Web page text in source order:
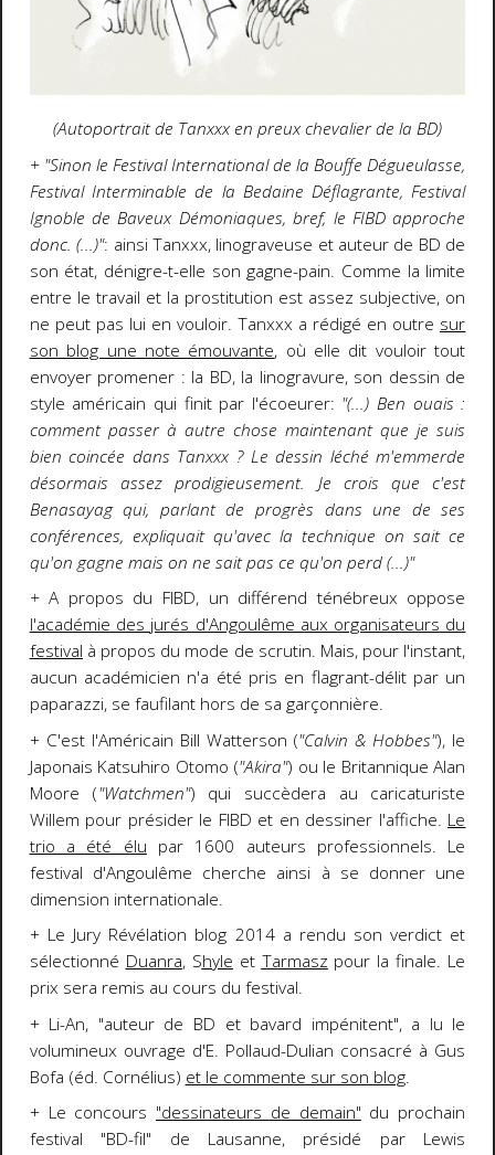
(Autoportrait de Tanxxx en preux chevalier de la BD)
+ "Sinon le Festival International de la Bouffe Dégueulasse,
Festival Interminable de la Bedaine Déflagrante, Festival
Ignoble de Baveux Démoniaques, bref, le FIBD approche
donc. (...)": ainsi Tanxxx, linograveuse et auteur de BD de
son état, dénigre-t-elle son gagne-pain. Comme la limite
entre le travail et la prostitution est assez subjective, on
ne peut pas lui en vouloir. Tanxxx a rédigé en outre sur
son blog une note émouvante, où elle dit vouloir tout
envoyer promener : la BD, la linogravure, son dessin de
style américain qui finit par l'écoeurer: "(...) Ben ouais :
comment passer à autre chose maintenant que je suis
bien coincée dans Tanxxx ? Le dessin léché m'emmerde
désormais assez prodigieusement. Je crois que c'est
Benasayag qui, parlant de progrès dans une de ses
conférences, expliquait qu'avec la technique on sait ce
qu'on gagne mais on ne sait pas ce qu'on perd (...)"
+A propos du FIBD, un différend ténébreux oppose
l'académie des jurés d'Angoulême aux organisateurs du
festival à propos du mode de scrutin. Mais, pour l'instant,
aucun académicien n'a été pris en flagrant-délit par un
paparazzi, se faufilant hors de sa garçonnière.
+ C'est l'Américain Bill Watterson ("Calvin & Hobbes"), le
Japonais Katsuhiro Otomo ("Akira") ou le Britannique Alan
Moore ("Watchmen") qui succèdera au caricaturiste
Willem pour présider le FIBD et en dessiner l'affiche. Le
trio a été élu par 1600 auteurs professionnels. Le
festival d'Angoulême cherche ainsi à se donner une
dimension internationale.
+ Le Jury Révélation blog 2014 a rendu son verdict et
sélectionné Duanra, Shyle et Tarmasz pour la finale. Le
prix sera remis au cours du festival.
+ Li-An, "auteur de BD et bavard impénitent", a lu le
volumineux ouvrage d'E. Pollaud-Dulian consacré à Gus
Bofa (éd. Cornélius) et le commente sur son blog.
+ Le concours "dessinateurs de demain" du prochain
festival "BD-fil" de Lausanne, présidé par Lewis